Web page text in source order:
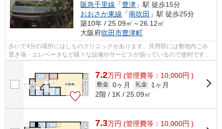
阪急千里線 「豊津 」駅 徒歩15分
おおさか東線 「南吹田 」駅 徒歩25分
築10年 / 25.09㎡～26.12㎡
大阪府吹田市豊津町
歩いて4分の場所にはしものクリニックがあります。共用部には敷地内ごみ
置き場・エレベータなど様々な設備やサービスが揃っているので便利です。
7.2万円 (管理費等：10,000円 )
敷金 0ヶ月 礼金
1ヶ月
2階 / 1K / 25.09㎡
7.3万円 (管理費等：10,000円 )